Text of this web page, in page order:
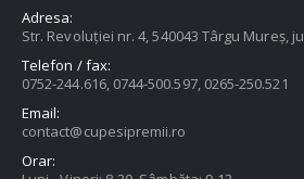
Adresa:
Str. Revoluției nr. 4, 540043 Târgu Mureș,
Telefon / fax:
0752-244.616, 0744-500.597, 0265-250.521
Email:
contact@cupesipremii.ro
Orar: